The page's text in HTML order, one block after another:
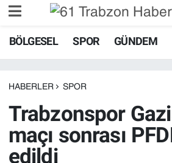
BÖLGESEL SPOR GÜNDEM
HABERLER SPOR
Trabzonspor
maçı sonrası
edildi
Gündem
Spor
Siyaset